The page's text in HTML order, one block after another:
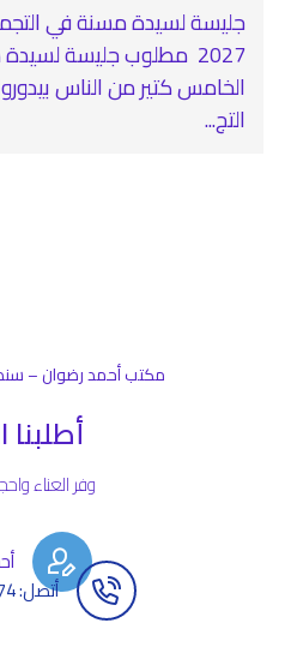
2027 ‍ مطلوب جليسة
الخامس كتير من الناس
التج...
مكتب أحمد رضوان –
أطلبنا
وفر العناء
أتصل: 01095600074